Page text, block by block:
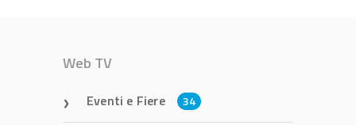
Web TV
Eventi e Fiere 34